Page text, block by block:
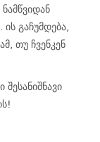
გაჩუმდება,
თუ ჩვენკენ